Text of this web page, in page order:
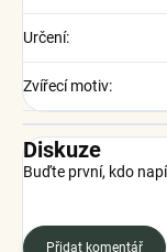
Určení:
Zvířecí motiv:
Diskuze
Buďte první, kdo
Přidat komentář